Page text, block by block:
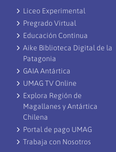
Liceo Experimental
Pregrado Virtual
Educación Continua
Aike Biblioteca Digital de la
Patagonia
GAIA Antártica
UMAG TV Online
Explora Región de
Magallanes y Antártica
Chilena
Portal de pago UMAG
Trabaja con Nosotros